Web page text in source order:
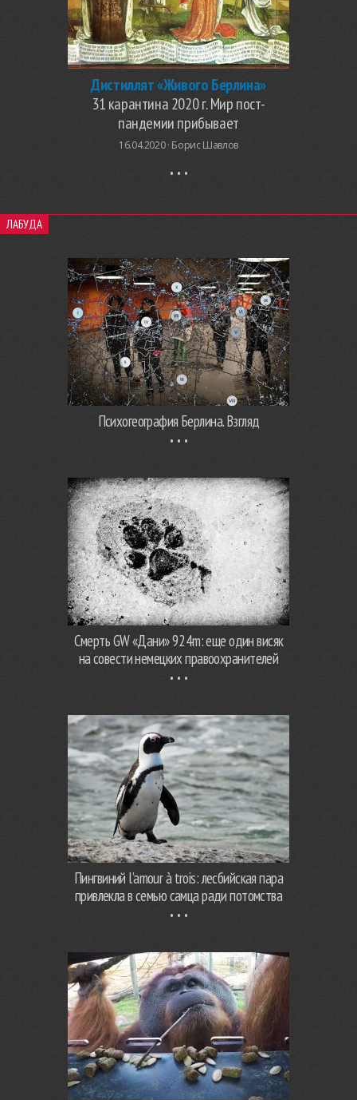
Дистиллят «Живого Берлина»
31 карантина 2020 г. Мир пост-
пандемии прибывает
16.04.2020 · Борис Шавлов
ЛАБУДА
Психогеография Берлина. Взгляд
Смерть GW «Дани» 924m: еще один висяк
на совести немецких правоохранителей
Пингвиний l’amour à trois: лесбийская пара
привлекла в семью самца ради потомства